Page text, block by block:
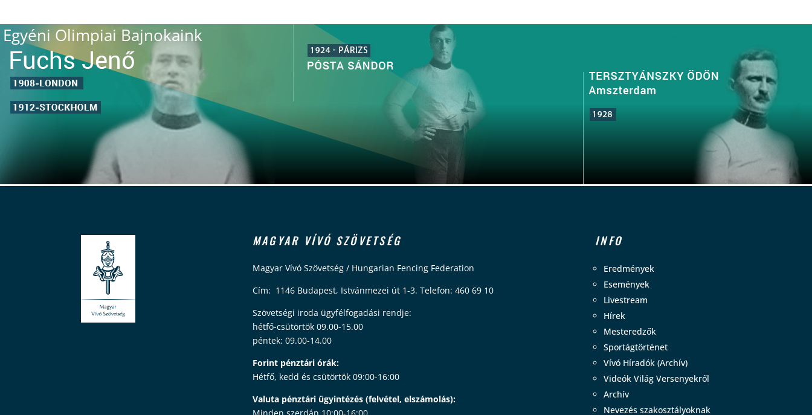
Egyéni Olimpiai Bajnokaink
MAGYAR VÍVÓ SZÖVETSÉG
Magyar Vívó Szövetség / Hungarian Fencing Federation
Cím: 1146 Budapest, Istvánmezei út 1-3. Telefon: 460 69 10
Szövetségi iroda ügyfélfogadási rendje:
hétfő-csütörtök 09.00-15.00
péntek: 09.00-14.00
Forint pénztári órák:
Hétfő, kedd és csütörtök 09:00-16:00
Valuta pénztári ügyintézés (felvétel, elszámolás):
INFO
Eredmények
Események
Livestream
Hírek
Mesteredzők
Sportágtörténet
Vívó Híradók (Archív)
Videók Világ Versenyekről
Archív
Nevezés szakosztályoknak